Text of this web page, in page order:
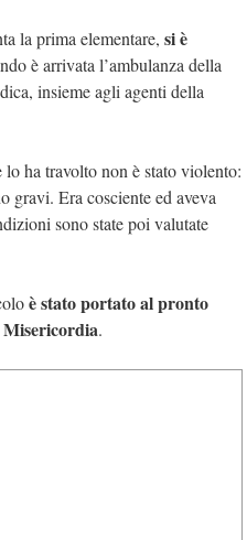
la prima elementare, si è
è arrivata l’ambulanza della
insieme agli agenti della
lo ha travolto non è stato violento:
gravi. Era cosciente ed aveva
sono state poi valutate
è stato portato al pronto
Misericordia.